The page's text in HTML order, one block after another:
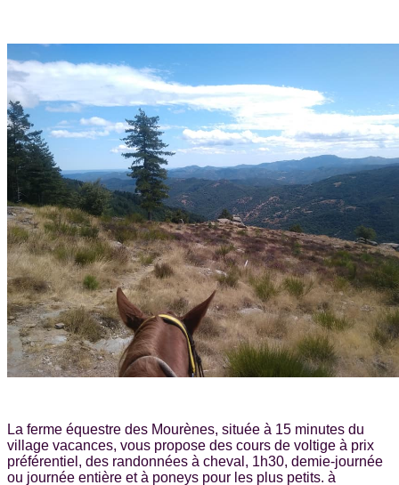
La ferme équestre des Mourènes, située à 15 minutes du
village vacances, vous propose des cours de voltige à prix
préférentiel, des randonnées à cheval, 1h30, demie-journée
ou journée entière et à poneys pour les plus petits. à